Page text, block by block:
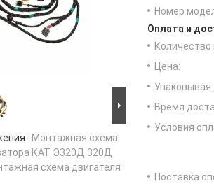
: Монтажная схема
КАТ Э320Д 320Д
схема двигателя
Номер
Оплата и
Количество
Цена:
Упаковывая
Время
Условия
Поставка